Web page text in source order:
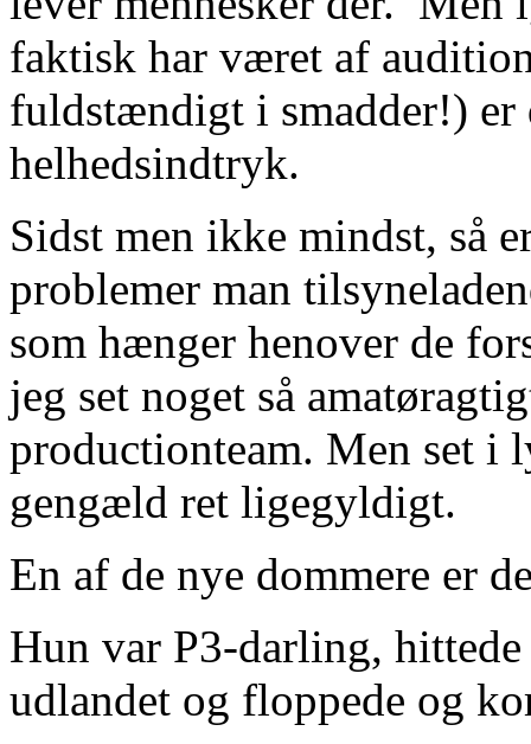
faktisk har været af
fuldstændigt i smadder!) er
helhedsindtryk.
Sidst men ikke mindst, så
problemer man
som hænger henover de
jeg set noget så
productionteam. Men set i
gengæld ret ligegyldigt.
En af de nye dommere er
Hun var P3-darling,
udlandet og floppede og